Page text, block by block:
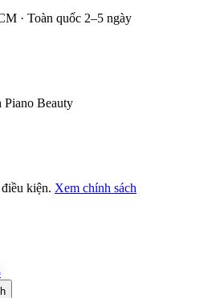
· Toàn quốc 2–5 ngày
Piano Beauty
kiện. Xem chính sách